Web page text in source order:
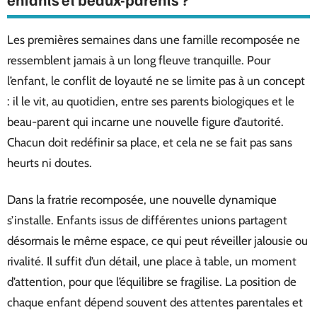
Les premières semaines dans une famille recomposée ne
ressemblent jamais à un long fleuve tranquille. Pour
l’enfant, le conflit de loyauté ne se limite pas à un concept
: il le vit, au quotidien, entre ses parents biologiques et le
beau-parent qui incarne une nouvelle figure d’autorité.
Chacun doit redéfinir sa place, et cela ne se fait pas sans
heurts ni doutes.
Dans la fratrie recomposée, une nouvelle dynamique
s’installe. Enfants issus de différentes unions partagent
désormais le même espace, ce qui peut réveiller jalousie ou
rivalité. Il suffit d’un détail, une place à table, un moment
d’attention, pour que l’équilibre se fragilise. La position de
chaque enfant dépend souvent des attentes parentales et